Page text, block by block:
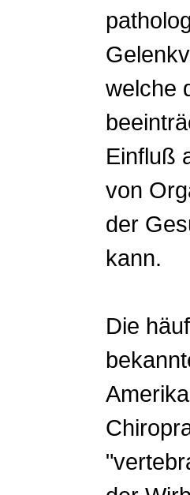
welche
Einfluß
von
der
kann.
Die